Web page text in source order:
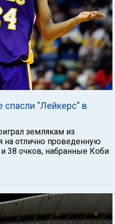
спасли "Лейкерс" в
землякам из
на отлично проведенную
38 очков, набранные Коби